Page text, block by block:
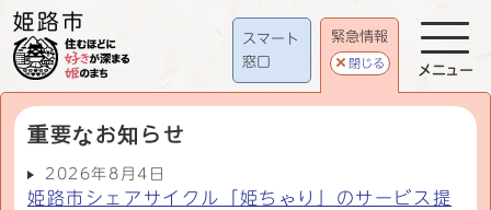
スマート
窓口
緊急情報
閉じる
重要なお知らせ
2026年8月4日
姫路市シェアサイクル「姫ちゃり」のサービス提
メニュー